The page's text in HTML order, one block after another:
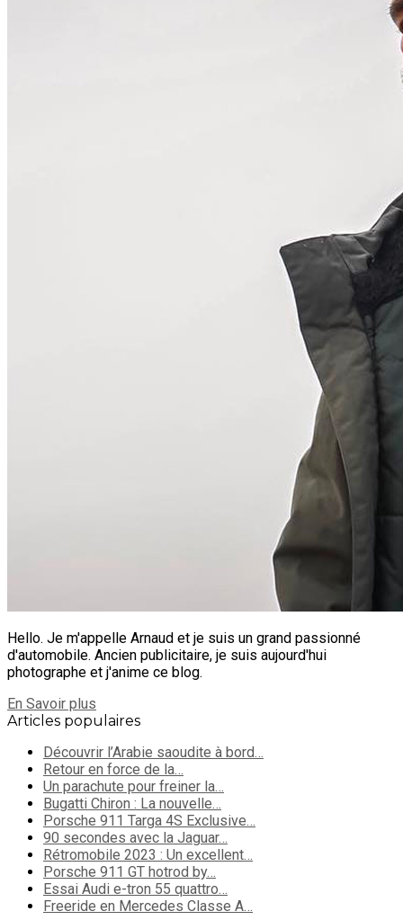
Hello. Je m'appelle Arnaud et je suis un grand passionné
d'automobile. Ancien publicitaire, je suis aujourd'hui
photographe et j'anime ce blog.
En Savoir plus
Articles populaires
Découvrir l’Arabie saoudite à bord…
Retour en force de la…
Un parachute pour freiner la…
Bugatti Chiron : La nouvelle…
Porsche 911 Targa 4S Exclusive…
90 secondes avec la Jaguar…
Rétromobile 2023 : Un excellent…
Porsche 911 GT hotrod by…
Essai Audi e-tron 55 quattro…
Freeride en Mercedes Classe A…